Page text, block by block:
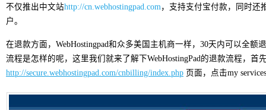
不仅推出中文站http://cn.webhostingpad.com，支持支付宝付款，同时还
户。
在退款方面，WebHostingpad和众多美国主机商一样，30天内可以全额
流程是怎样的呢，这里我们就来了解下WebHostingPad的退款流程，首
http://secure.webhostingpad.com/cnbilling/index.php 页面，点击my